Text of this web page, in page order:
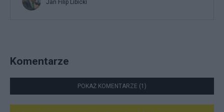
Jan Filip Libicki
Komentarze
POKAŻ KOMENTARZE (1)